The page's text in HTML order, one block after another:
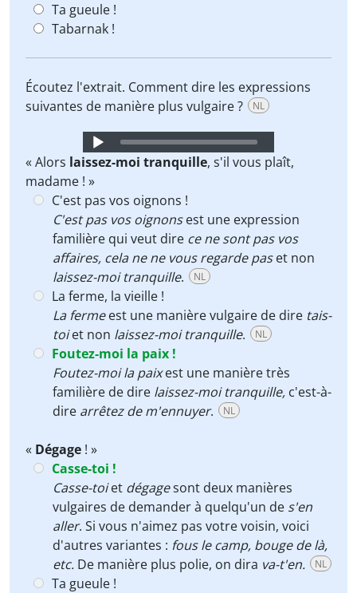
Ta gueule !
Tabarnak !
Écoutez l'extrait. Comment dire les expressions
suivantes de manière plus vulgaire ?
NL
Audio
Player
« Alors laissez-moi tranquille, s'il vous plaît,
madame ! »
C'est pas vos oignons !
C'est pas vos oignonsest une expression
familière qui veut dire ce ne sont pas vos
affaires, cela ne ne vous regarde paset non
laissez-moi tranquille. NL
La ferme, la vieille !
La fermeest une manière vulgaire de dire tais-
toiet non laissez-moi tranquille. NL
Foutez-moi la paix !
Foutez-moi la paixest une manière très
familière de dire laissez-moi tranquille, c'est-à-
dire arrêtez de m'ennuyer. NL
« Dégage ! »
Casse-toi !
Casse-toiet dégagesont deux manières
vulgaires de demander à quelqu'un de s'en
aller. Si vous n'aimez pas votre voisin, voici
d'autres variantes : fous le camp, bouge de là,
etc. De manière plus polie, on dira va-t'en. NL
Ta gueule !